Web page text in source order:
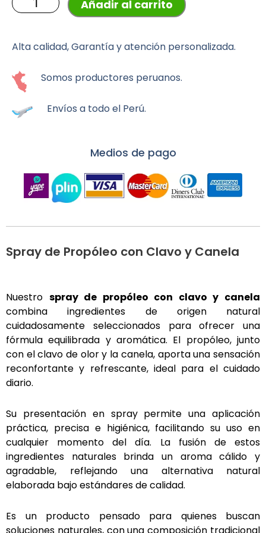
Spray
20
cantidad
Añadir al carrito
Alta calidad, Garantía y atención personalizada.
Somos productores peruanos.
Envíos a todo el Perú.
Medios de pago
Spray de Propóleo con Clavo y Canela
Nuestro spray de propóleo con clavo y canela
combina ingredientes de origen natural
cuidadosamente seleccionados para ofrecer una
fórmula equilibrada y aromática. El propóleo, junto
con el clavo de olor y la canela, aporta una sensación
reconfortante y refrescante, ideal para el cuidado
diario.
Su presentación en spray permite una aplicación
práctica, precisa e higiénica, facilitando su uso en
cualquier momento del día. La fusión de estos
ingredientes naturales brinda un aroma cálido y
agradable, reflejando una alternativa natural
elaborada bajo estándares de calidad.
Es un producto pensado para quienes buscan